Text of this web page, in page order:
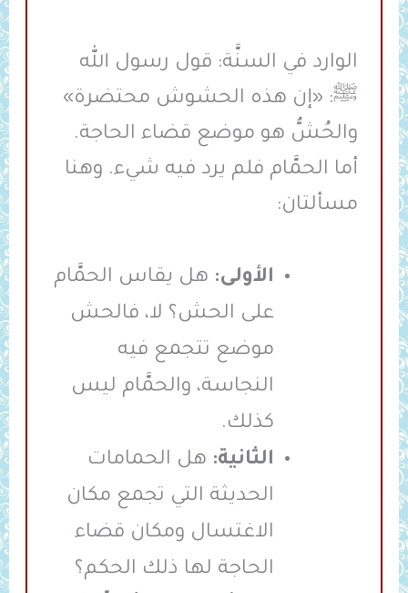
الوارد في السنَّة: قول رسول الله
ﷺ: «إن هذه ‌الحشوش محتضرة»
والحُشُّ هو موضع قضاء الحاجة.
أما الحمَّام فلم يرد فيه شيء. وهنا
مسألتان:
الأولى: هل يقاس الحمَّام
على الحش؟ لا، فالحش
موضع تتجمع فيه
النجاسة، والحمَّام ليس
كذلك.
الثانية: هل الحمامات
الحديثة التي تجمع مكان
الاغتسال ومكان قضاء
الحاجة لها ذلك الحكم؟